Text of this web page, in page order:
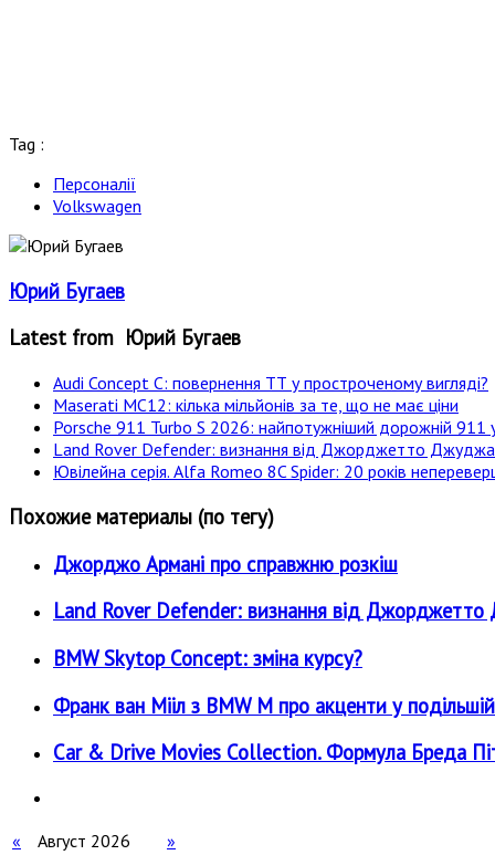
Tag :
Персоналії
Volkswagen
Юрий Бугаев
Latest from Юрий Бугаев
Audi Concept C: повернення ТТ у простроченому вигляді?
Maserati MC12: кілька мільйонів за те, що не має ціни
Porsche 911 Turbo S 2026: найпотужніший дорожній 911
Land Rover Defender: визнання від Джорджетто
Ювілейна серія. Alfa Romeo 8C Spider: 20 років
Похожие материалы (по тегу)
Джорджо Армані про справжню розкіш
Land Rover Defender: визнання від
BMW Skytop Concept: зміна курсу?
Франк ван Мііл з BMW M про акценти у подільшій
Car & Drive Movies Collection. Формула Бреда
« Август 2026
»